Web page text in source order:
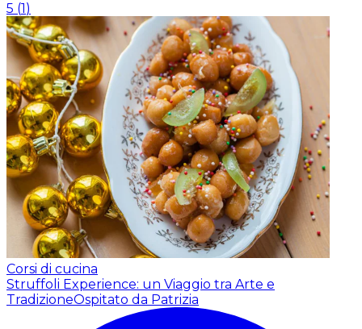
5 (1 )
Corsi di cucina
Struffoli Experience: un Viaggio tra Arte e
TradizioneOspitato da Patrizia